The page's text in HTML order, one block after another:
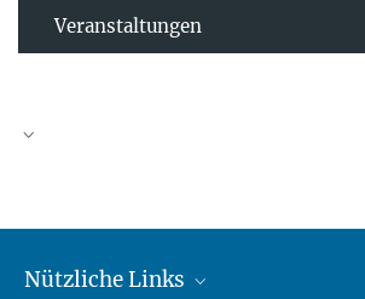
Veranstaltungen
Nützliche Links